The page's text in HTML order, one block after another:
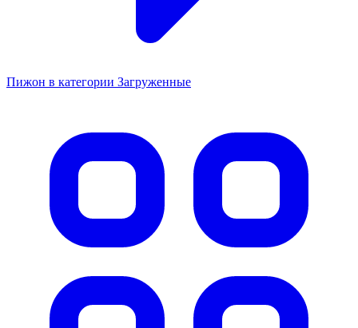
Пижон в категории Загруженные